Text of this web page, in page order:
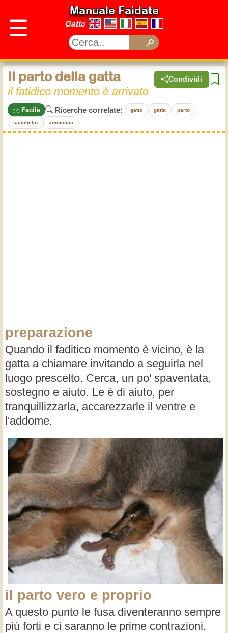
☰
Manuale Faidate
Gatto
Condividi
Il parto della gatta
il fatidico momento è arrivato
Facile Ricerche correlate: gatto gatta parto
sacchetto amniotico
preparazione
Quando il faditico momento è vicino, è la
gatta a chiamare invitando a seguirla nel
luogo prescelto. Cerca, un po' spaventata,
sostegno e aiuto. Le è di aiuto, per
tranquillizzarla, accarezzarle il ventre e
l'addome.
il parto vero e proprio
A questo punto le fusa diventeranno sempre
più forti e ci saranno le prime contrazioni,